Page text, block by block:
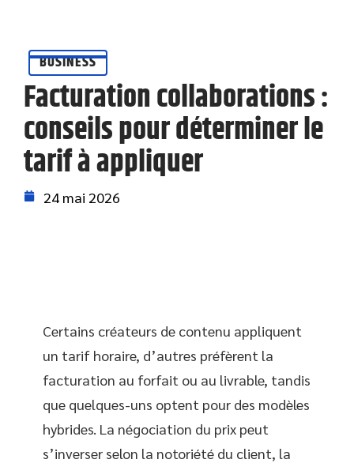
BUSINESS
Facturation collaborations :
conseils pour déterminer le
tarif à appliquer
24 mai 2026
Certains créateurs de contenu appliquent
un tarif horaire, d’autres préfèrent la
facturation au forfait ou au livrable, tandis
que quelques-uns optent pour des modèles
hybrides. La négociation du prix peut
s’inverser selon la notoriété du client, la